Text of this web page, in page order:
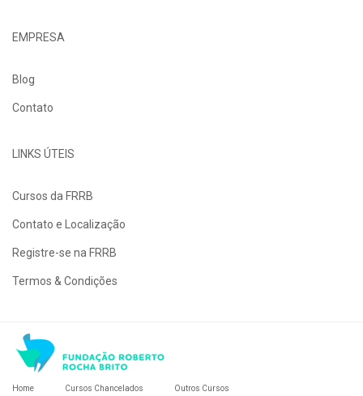
EMPRESA
Blog
Contato
LINKS ÚTEIS
Cursos da FRRB
Contato e Localização
Registre-se na FRRB
Termos & Condições
Home Cursos Chancelados Outros Cursos